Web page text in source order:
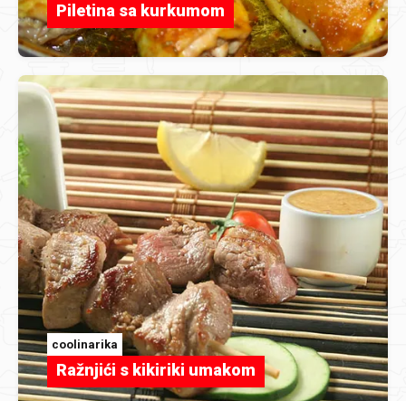
Piletina sa kurkumom
coolinarika
Ražnjići s kikiriki umakom